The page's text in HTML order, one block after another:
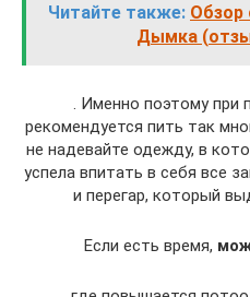
Читайте также: Обзор
Дымка
. Именно поэтому при
рекомендуется пить так
не надевайте одежду, в
успела впитать в себя все
и перегар, который
Если есть время,